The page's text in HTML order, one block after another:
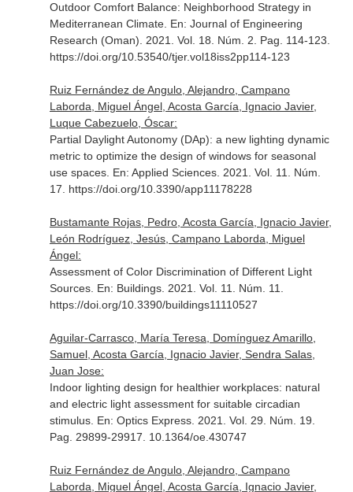
Outdoor Comfort Balance: Neighborhood Strategy in
Mediterranean Climate. En: Journal of Engineering
Research (Oman) . 2021. Vol. 18. Núm. 2. Pag. 114-123.
https://doi.org/10.53540/tjer.vol18iss2pp114-123
Ruiz Fernández de Angulo, Alejandro, Campano
Laborda, Miguel Ángel, Acosta García, Ignacio Javier,
Luque Cabezuelo, Óscar:
Partial Daylight Autonomy (DAp): a new lighting dynamic
metric to optimize the design of windows for seasonal
use spaces. En: Applied Sciences. 2021. Vol. 11. Núm.
17. https://doi.org/10.3390/app11178228
Bustamante Rojas, Pedro, Acosta García, Ignacio Javier,
León Rodríguez, Jesús, Campano Laborda, Miguel
Ángel:
Assessment of Color Discrimination of Different Light
Sources. En: Buildings. 2021. Vol. 11. Núm. 11.
https://doi.org/10.3390/buildings11110527
Aguilar-Carrasco, María Teresa, Domínguez Amarillo,
Samuel, Acosta García, Ignacio Javier, Sendra Salas,
Juan Jose:
Indoor lighting design for healthier workplaces: natural
and electric light assessment for suitable circadian
stimulus. En: Optics Express. 2021. Vol. 29. Núm. 19.
Pag. 29899-29917. 10.1364/oe.430747
Ruiz Fernández de Angulo, Alejandro, Campano
Laborda, Miguel Ángel, Acosta García, Ignacio Javier,